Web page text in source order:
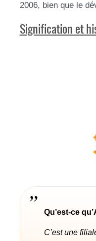
2006, bien que le
Signification et
Qu’est-ce
C’est une